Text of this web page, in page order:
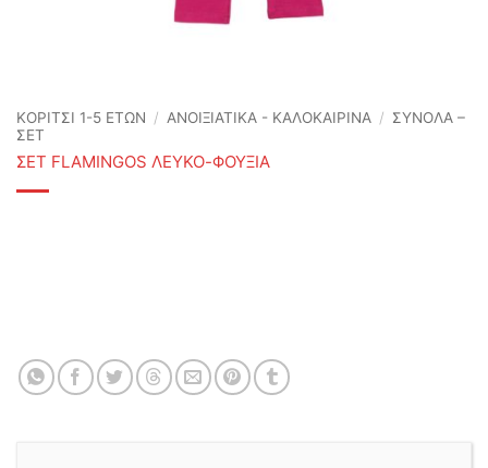
ΚΟΡΙΤΣΙ 1-5 ΕΤΩΝ / ΑΝΟΙΞΙΆΤΙΚΑ - ΚΑΛΟΚΑΙΡΙΝΆ / ΣΥΝΟΛΑ –
ΣΕΤ
ΣΕΤ FLAMINGOS ΛΕΥΚΟ-ΦΟΥΞΙΑ